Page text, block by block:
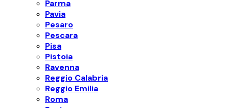
Parma
Pavia
Pesaro
Pescara
Pisa
Pistoia
Ravenna
Reggio Calabria
Reggio Emilia
Roma